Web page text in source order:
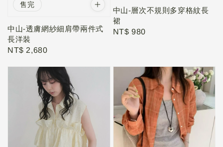
售完
中山-透膚網紗細肩帶兩件式
長洋裝
Regular
NT$ 2,680
中山-層次不規則多穿格紋長
裙
Regular
NT$ 980